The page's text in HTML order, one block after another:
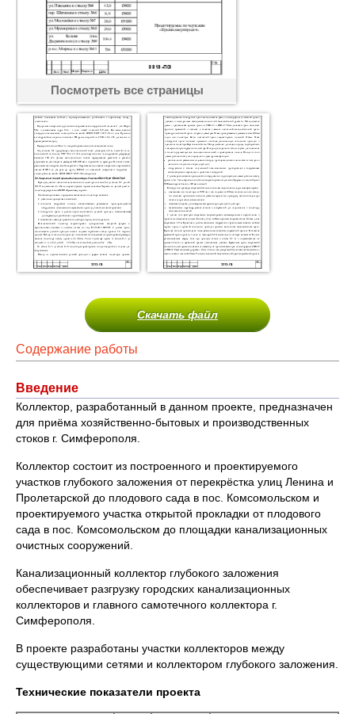
Посмотреть все страницы
Скачать файл
Содержание работы
Введение
Коллектор, разработанный в данном проекте, предназначен
для приёма хозяйственно-бытовых и производственных
стоков г. Симферополя.
Коллектор состоит из построенного и проектируемого
участков глубокого заложения от перекрёстка улиц Ленина и
Пролетарской до плодового сада в пос. Комсомольском и
проектируемого участка открытой прокладки от плодового
сада в пос. Комсомольском до площадки канализационных
очистных сооружений.
Канализационный коллектор глубокого заложения
обеспечивает разгрузку городских канализационных
коллекторов и главного самотечного коллектора г.
Симферополя.
В проекте разработаны участки коллекторов между
существующими сетями и коллектором глубокого заложения.
Технические показатели проекта